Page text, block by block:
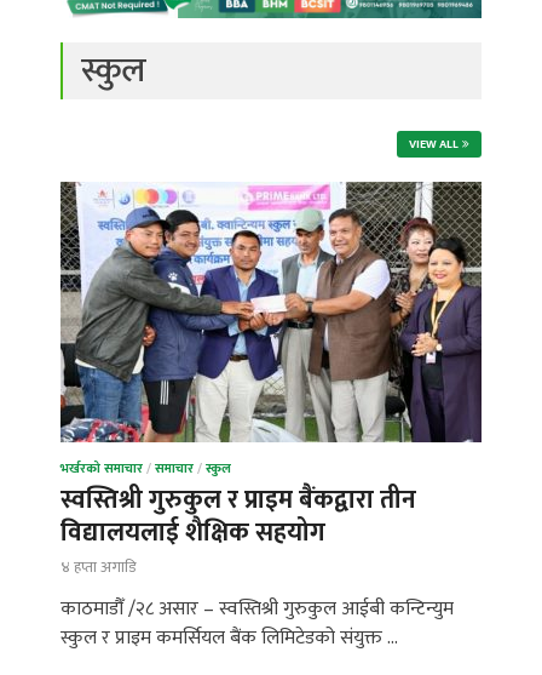
स्कुल
VIEW ALL
भर्खरको समाचार/समाचार/स्कुल
स्वस्तिश्री गुरुकुल र प्राइम बैंकद्वारा तीन
विद्यालयलाई शैक्षिक सहयोग
४ हप्ता अगाडि
काठमाडौँ /२८ असार – स्वस्तिश्री गुरुकुल आईबी कन्टिन्युम
स्कुल र प्राइम कमर्सियल बैंक लिमिटेडको संयुक्त …